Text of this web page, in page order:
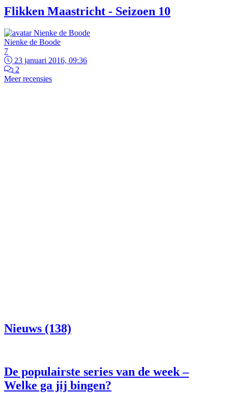
Flikken Maastricht - Seizoen 10
Nienke de Boode
7
23 januari 2016, 09:36
2
Meer recensies
Nieuws (138)
De populairste series van de week –
Welke ga jij bingen?